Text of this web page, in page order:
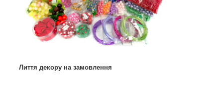
Лиття декору на замовлення